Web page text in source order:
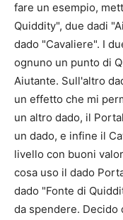
fare un esempio,
Quiddity", due dadi
dado "Cavaliere". I
ognuno un punto di
Aiutante. Sull'altro
un effetto che mi
un altro dado, il
un dado, e infine il
livello con buoni
cosa uso il dado
dado "Fonte di
da spendere. Decido